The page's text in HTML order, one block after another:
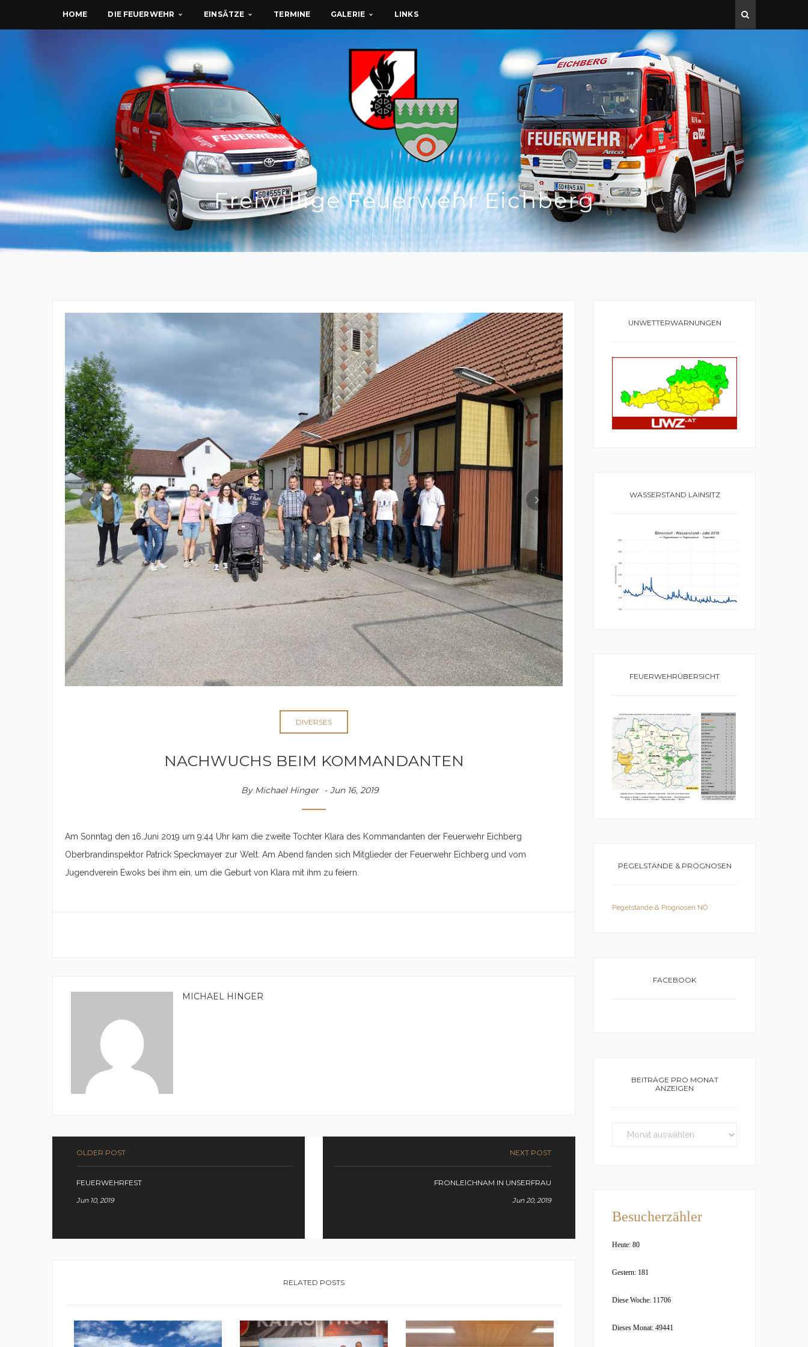
HOME DIE FEUERWEHR EINSÄTZE TERMINE GALERIE LINKS
Freiwillige Feuerwehr Eichberg
DIVERSES
NACHWUCHS BEIM KOMMANDANTEN
By Michael Hinger Jun 16, 2019
Am Sonntag den 16.Juni 2019 um 9:44 Uhr kam die zweite Tochter Klara des Kommandanten der Feuerwehr Eichberg
Oberbrandinspektor Patrick Speckmayer zur Welt. Am Abend fanden sich Mitglieder der Feuerwehr Eichberg und vom
Jugendverein Ewoks bei ihm ein, um die Geburt von Klara mit ihm zu feiern.
MICHAEL HINGER
OLDER POST
FEUERWEHRFEST
Jun 10, 2019
NEXT POST
FRONLEICHNAM IN UNSERFRAU
Jun 20, 2019
RELATED POSTS
UNWETTERWARNUNGEN
WASSERSTAND LAINSITZ
FEUERWEHRÜBERSICHT
PEGELSTÄNDE & PROGNOSEN
Pegelstände & Prognosen NÖ
FACEBOOK
BEITRÄGE PRO MONAT
ANZEIGEN
Besucherzähler
Heute: 80
Gestern: 181
Diese Woche: 11706
Dieses Monat: 49441